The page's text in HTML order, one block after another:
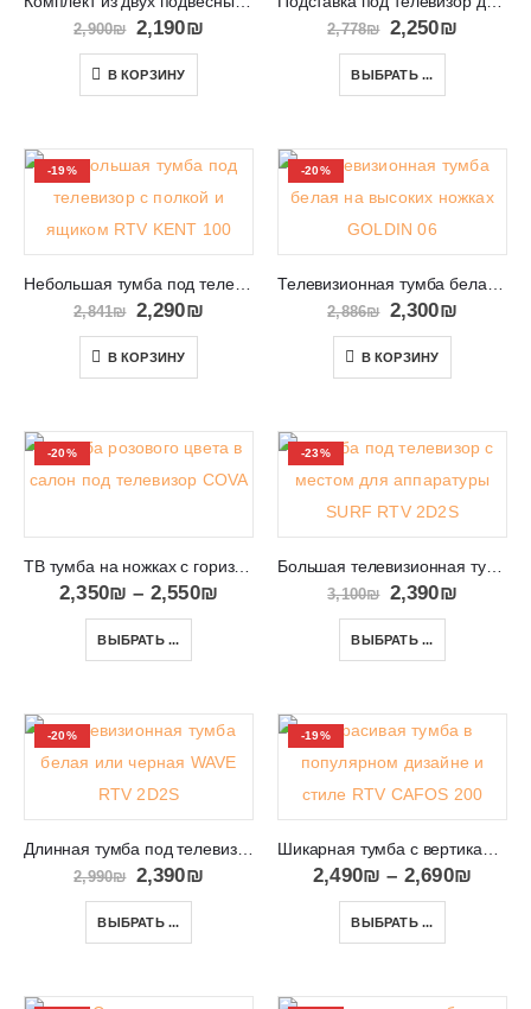
2,900₪ 2,190₪
В КОРЗИНУ
2,778₪ 2,250₪
ВЫБРАТЬ ...
-19%
Небольшая тумба под телевизор с полкой и ящиком RTV KENT 100
2,841₪ 2,290₪
В КОРЗИНУ
-20%
2,886₪ 2,300₪
В КОРЗИНУ
-20%
ТВ тумба на ножках с горизонтальными линиями в гостиную COVA
2,350₪ – 2,550₪
ВЫБРАТЬ ...
-23%
Большая телевизионная тумба в салон SURF RTV 2D2S
3,100₪ 2,390₪
ВЫБРАТЬ ...
-20%
Длинная тумба под телевизор с местом для аппаратуры WAVE RTV 2D2S
2,990₪ 2,390₪
ВЫБРАТЬ ...
-19%
2,490₪ – 2,690₪
ВЫБРАТЬ ...